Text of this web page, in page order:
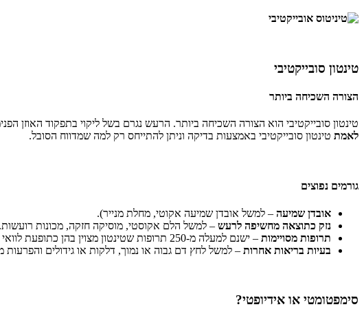
טינטון סובייקטיבי
הצורה השכיחה ביותר
טינטון סובייקטיבי הוא הצורה השכיחה ביותר. הרעש נגרם בשל ליקוי בתפקוד האוזן
לאמת טינטון סובייקטיבי באמצעות בדיקה וניתן להתייחס רק למה שמדווח הסובל.
גורמים נפוצים
אובדן שמיעה – למשל אובדן שמיעה אקוטי, מחלת מנייר).
נזק כתוצאה מחשיפה לרעש – למשל הלם אקוסטי, מוסיקה חזקה, מכונות רועשות.
תרופות מסויימות – ישנם למעלה מ-250 תרופות שטינטון מצוין בהן כתופעת לוואי אפשרית.
בעיות בריאות אחרות – למשל לחץ דם גבוה או נמוך, דלקות או גידולים והפרעות
סימפטומטי או אידיופטי?